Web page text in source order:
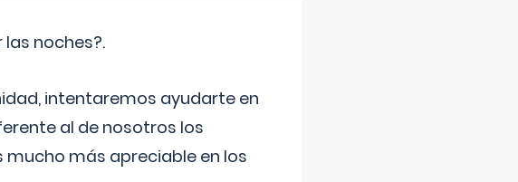
noches?.
intentaremos ayudarte en
al de nosotros los
mucho más apreciable en los